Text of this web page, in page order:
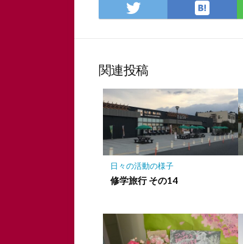
Twitter
で
ア
は
て
マ
ー
ク
に
保
関連投稿
日々の活動の様子
修学旅行 その14